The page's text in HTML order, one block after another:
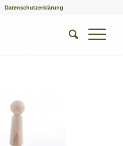
Datenschutzerklärung